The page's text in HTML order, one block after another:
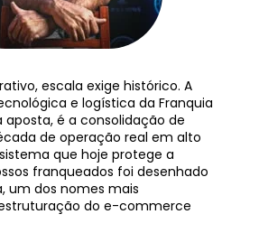
escala exige histórico. A
e logística da Franquia
é a consolidação de
de operação real em alto
que hoje protege a
franqueados foi desenhado
um dos nomes mais
do e-commerce